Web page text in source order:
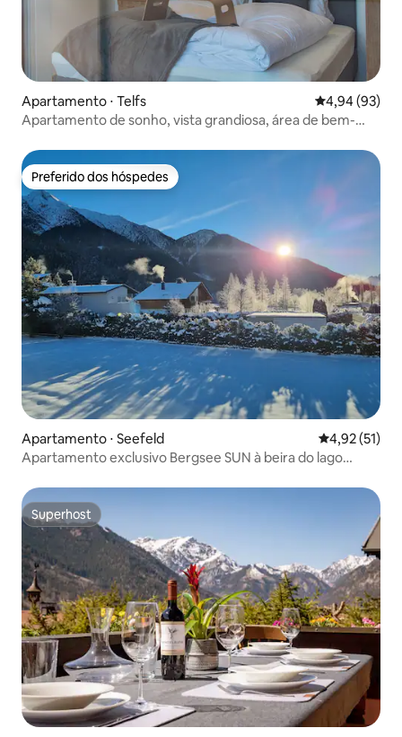
Apartamento ⋅ Telfs 4,94 de uma
4,94 (93)
Apartamento de sonho, vista grandiosa, área de bem-
Preferido dos hóspedes
Preferido dos hóspedes
Apartamento ⋅ Seefeld 4,92 de uma
4,92 (51)
Apartamento exclusivo Bergsee SUN à beira do lago
Superhost
Superhost